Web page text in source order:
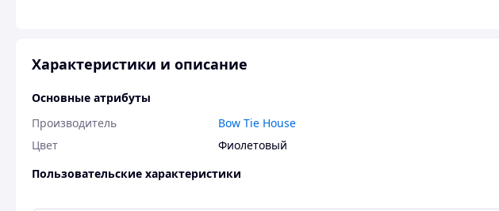
Характеристики и описание
Основные атрибуты
Производитель
Bow Tie House
Цвет
Фиолетовый
Пользовательские характеристики